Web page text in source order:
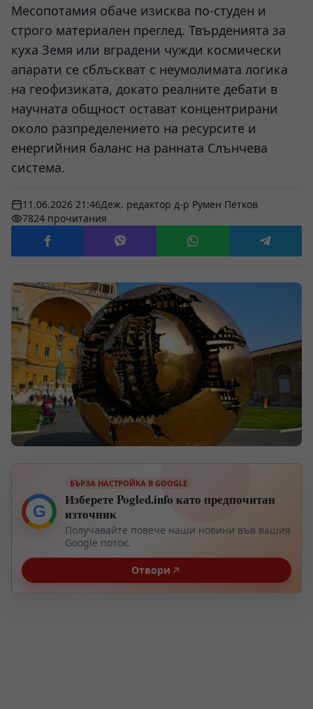
Месопотамия обаче изисква по-студен и
строго материален преглед. Твърденията за
куха Земя или вградени чужди космически
апарати се сблъскват с неумолимата логика
на геофизиката, докато реалните дебати в
научната общност остават концентрирани
около разпределението на ресурсите и
енергийния баланс на ранната Слънчева
система.
11.06.2026 21:46Деж. редактор д-р Румен Петков
7824 прочитания
G
БЪРЗА НАСТРОЙКА В GOOGLE
Изберете Pogled.info като предпочитан
източник
Получавайте повече наши новини във вашия
Google поток.
Отвори